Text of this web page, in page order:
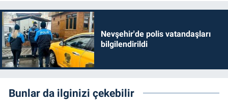
Nevşehir'de polis vatandaşları
bilgilendirildi
Bunlar da ilginizi çekebilir